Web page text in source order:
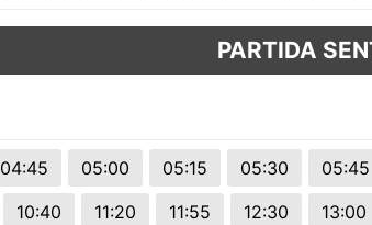
PARTIDA
04:45 05:00 05:15 05:30 05:45
10:40 11:20 11:55 12:30 13:00